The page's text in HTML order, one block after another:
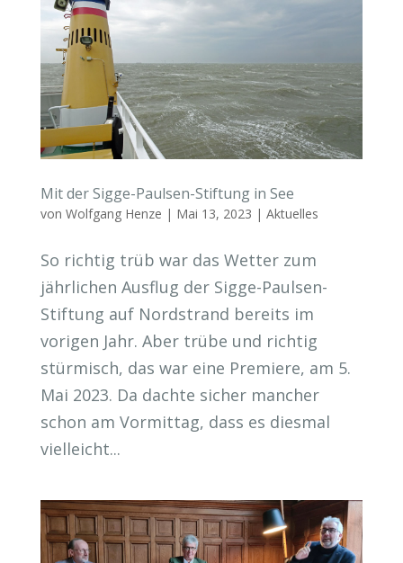
Mit der Sigge-Paulsen-Stiftung in See
von Wolfgang Henze | Mai 13, 2023 | Aktuelles
So richtig trüb war das Wetter zum
jährlichen Ausflug der Sigge-Paulsen-
Stiftung auf Nordstrand bereits im
vorigen Jahr. Aber trübe und richtig
stürmisch, das war eine Premiere, am 5.
Mai 2023. Da dachte sicher mancher
schon am Vormittag, dass es diesmal
vielleicht...